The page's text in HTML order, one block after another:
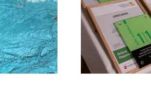
Hausnummer
für